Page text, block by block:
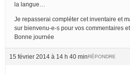
la langue…
Je repasserai compléter cet inventaire et
sur bienvenu-e-s pour vos commentaires
Bonne journée
15 février 2014 à 14 h 40 minRÉPONDRE